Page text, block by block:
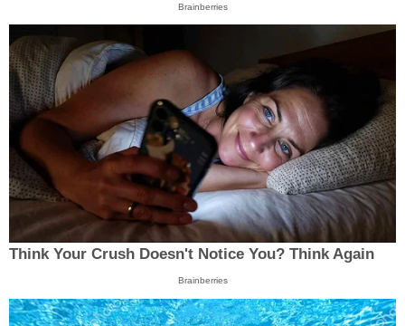
Brainberries
Think Your Crush Doesn't Notice You? Think Again
Brainberries